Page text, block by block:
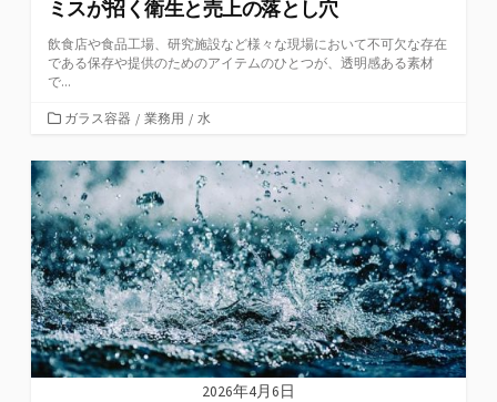
ミスが招く衛生と売上の落とし穴
飲食店や食品工場、研究施設など様々な現場において不可欠な存在
である保存や提供のためのアイテムのひとつが、透明感ある素材
で...
カ
ゴ
リ
ー
ガラス容器 / 業務用 / 水
2026年4月6日